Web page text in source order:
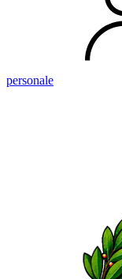
personale